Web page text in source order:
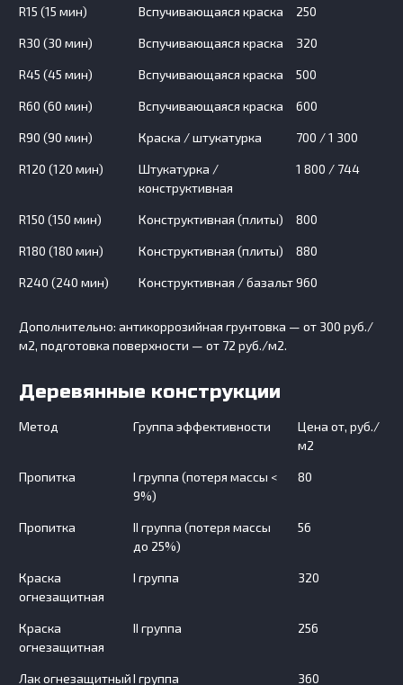
R15 (15 мин) Вспучивающаяся краска 250
R30 (30 мин) Вспучивающаяся краска 320
R45 (45 мин) Вспучивающаяся краска 500
R60 (60 мин) Вспучивающаяся краска 600
R90 (90 мин) Краска / штукатурка 700 / 1 300
R120 (120 мин)
Штукатурка /
конструктивная
1 800 / 744
R150 (150 мин) Конструктивная (плиты) 800
R180 (180 мин) Конструктивная (плиты) 880
R240 (240 мин) Конструктивная / базальт960
Дополнительно: антикоррозийная грунтовка — от 300 руб./
м2, подготовка поверхности — от 72 руб./м2.
Деревянные конструкции
Метод Группа эффективности
Цена от, руб./
м2
Пропитка
I группа (потеря массы <
9%)
80
Пропитка
II группа (потеря массы
до 25%)
56
Краска
огнезащитная
I группа 320
Краска
огнезащитная
II группа 256
Лак огнезащитныйI группа 360